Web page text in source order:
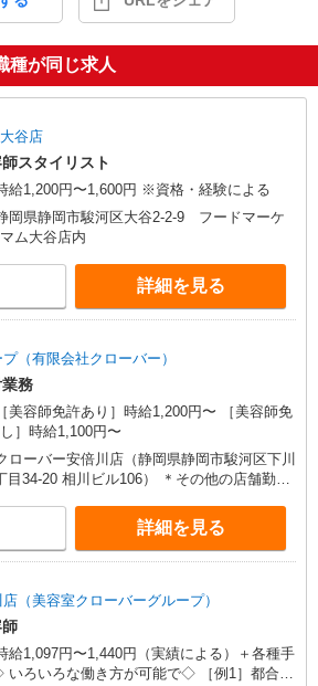
種が同じ求人
谷店
スタイリスト
給1,200円〜1,600円 ※資格・経験による
岡県静岡市駿河区大谷2-2-9 フードマーケ
ム大谷店内
詳細を見る
（有限会社クローバー）
務
［美容師免許あり］時給1,200円〜 ［美容師免
］時給1,100円〜
ローバー安倍川店（静岡県静岡市駿河区下川
目34-20 相川ビル106） ＊その他の店舗勤務
詳細を見る
（美容室クローバーグループ）
給1,097円〜1,440円（実績による）＋各種手